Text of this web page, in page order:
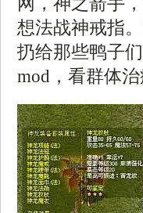
想法战神戒指
扔给那些鸭子
mod，看群体